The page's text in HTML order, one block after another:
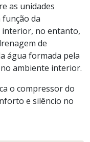
as unidades
da
interior, no entanto,
de
água formada pela
ambiente interior.
o compressor do
e silêncio no